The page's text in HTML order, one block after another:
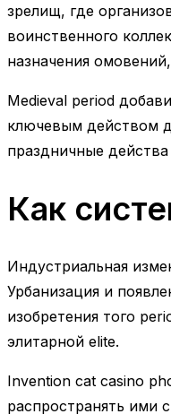
зрелищ, где
воинственного
назначения
Medieval period
ключевым действом
праздничные
Как
Индустриальная
Урбанизация и
изобретения того
элитарной elite.
Invention cat casino
распространять ими